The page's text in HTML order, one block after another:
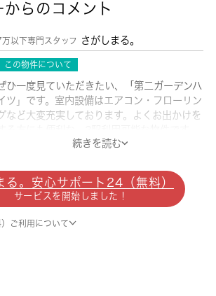
からのコメント
万以下専門スタッフ さがしまる。
この物件について
ひ一度見ていただきたい、「第二ガーデンハ
ツ」です。室内設備はエアコン・フローリン
など大変充実しております。よくお出かけを
お引っ越しのタイミングはお気軽にご相談くだ
地内ごみ置き場です。杉並区エリアで生活を
める予定なら、方南町近くのお住まいを探し
てみませんか。その際は是非 城南コミュニテ
をご利用下さい。
続きを読む
る。安心サポート24（無料）
サービスを開始しました！
ご利用について